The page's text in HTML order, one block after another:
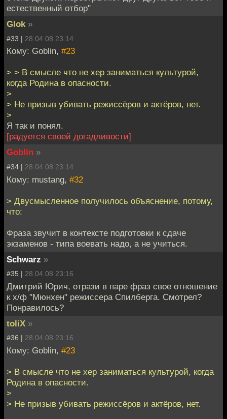
естественный отбор"
Glok »
#33 | 28.04.08 23:14
Кому: Goblin, #23
> > В смысле что не хер заниматься культурой,
когда Родина в опасности.
>
> Не призыв убивать режиссёров и актёров, нет.
>
Я так и понял.
[радуется своей догадливости]
Goblin »
#34 | 28.04.08 23:14
Кому: mustang, #32
> Двусмысленное получилось объяснение, потому,
что:
Фраза звучит в контексте подготовки к сдаче
экзаменов - типа воевать надо, а не учиться.
Schwarz »
#35 | 28.04.08 23:16
Дмитрий Юрич, отрази в паре фраз свое отношение
к х/ф "Мюнхен" режиссера Спилберга. Смотрел?
Понравилось?
toliX »
#36 | 28.04.08 23:16
Кому: Goblin, #23
> В смысле что не хер заниматься культурой, когда
Родина в опасности.
>
> Не призыв убивать режиссёров и актёров, нет.